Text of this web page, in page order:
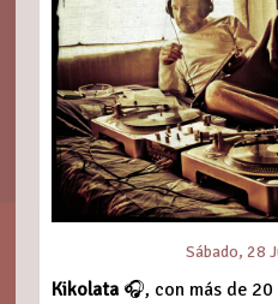
Sábado, 28
Kikolata 🎧, con más de